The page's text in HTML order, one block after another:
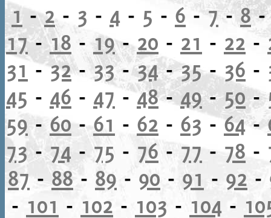
1-2- 3 - 4 - 5 - 6 -7-8
17-18-19-20 - 21 - 22 -
31 -32-33-34-35- 36 -
45 - 46 - 47 -48-49-50-
59 - 60 - 61 - 62 - 63 -64-
73 -74 -75 - 76 - 77 - 78 -
87 - 88- 89 - 90 - 91 - 92 -
- 101 - 102 - 103 - 104 -